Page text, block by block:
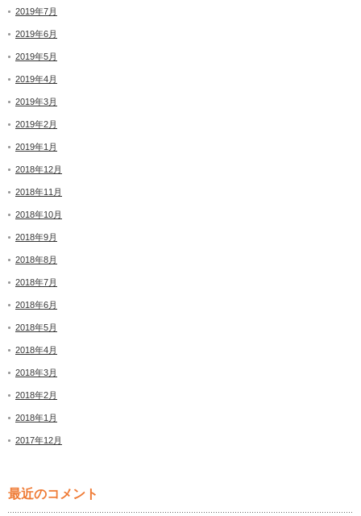
2019年7月
2019年6月
2019年5月
2019年4月
2019年3月
2019年2月
2019年1月
2018年12月
2018年11月
2018年10月
2018年9月
2018年8月
2018年7月
2018年6月
2018年5月
2018年4月
2018年3月
2018年2月
2018年1月
2017年12月
最近のコメント